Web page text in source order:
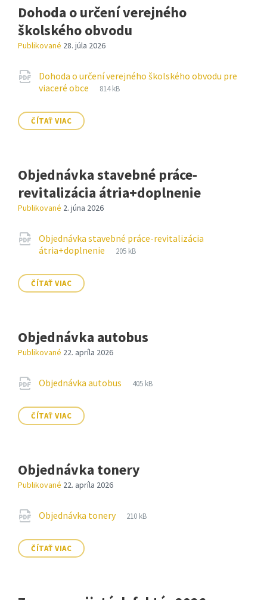
Dohoda o určení verejného
školského obvodu
Publikované 28. júla 2026
PrílohyDohoda o určení verejného školského obvodu pre
viaceré obce
Prípona
pdf
Veľkosť
814 kB
ČÍTAŤ VIAC
Objednávka stavebné práce-
revitalizácia átria+doplnenie
Publikované 2. júna 2026
PrílohyObjednávka stavebné práce-revitalizácia
átria+doplnenie
Prípona
pdf
Veľkosť
205 kB
ČÍTAŤ VIAC
Objednávka autobus
Publikované 22. apríla 2026
PrílohyObjednávka autobus
Prípona
pdf
Veľkosť
405 kB
ČÍTAŤ VIAC
Objednávka tonery
Publikované 22. apríla 2026
PrílohyObjednávka tonery
Prípona
pdf
Veľkosť
210 kB
ČÍTAŤ VIAC